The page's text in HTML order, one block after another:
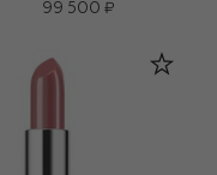
99 500 ₽